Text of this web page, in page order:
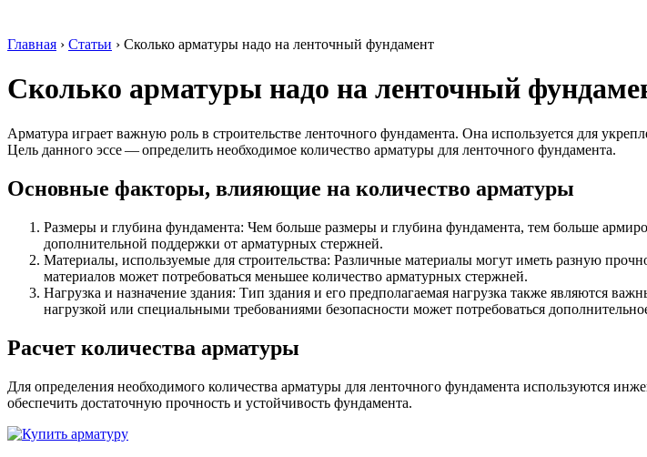
Качественные стали
Конструкционная сталь
Круг горячекатаный конструкционный
Поковка
Шестигранник горячекатаный
Инструментальная сталь
Круг
Полоса
Труба
Главная › Статьи › Сколько арматуры надо на ленточный фундамент
Сколько арматуры надо на ленточный
Арматура играет важную роль в строительстве ленточного фундамента. Она используется для
Цель данного эссе — определить необходимое количество арматуры для ленточного фундамента.
Основные факторы, влияющие на количество арматуры
Размеры и глубина фундамента: Чем больше размеры и глубина фундамента, тем больше
дополнительной поддержки от арматурных стержней.
Материалы, используемые для строительства: Различные материалы могут иметь разную
материалов может потребоваться меньшее количество арматурных стержней.
Нагрузка и назначение здания: Тип здания и его предполагаемая нагрузка также являются
нагрузкой или специальными требованиями безопасности может потребоваться
Расчет количества арматуры
Для определения необходимого количества арматуры для ленточного фундамента используются
обеспечить достаточную прочность и устойчивость фундамента.